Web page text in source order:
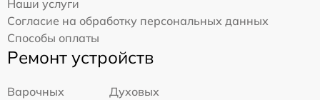
Наши услуги
Согласие на обработку персональных данных
Способы оплаты
Ремонт устройств
Варочных
Духовых